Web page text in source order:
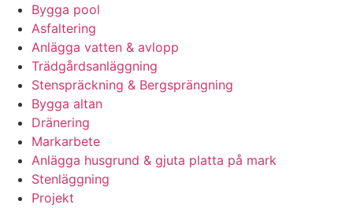
Bygga pool
Asfaltering
Anlägga vatten & avlopp
Trädgårdsanläggning
Stenspräckning & Bergsprängning
Bygga altan
Dränering
Markarbete
Anlägga husgrund & gjuta platta på mark
Stenläggning
Projekt